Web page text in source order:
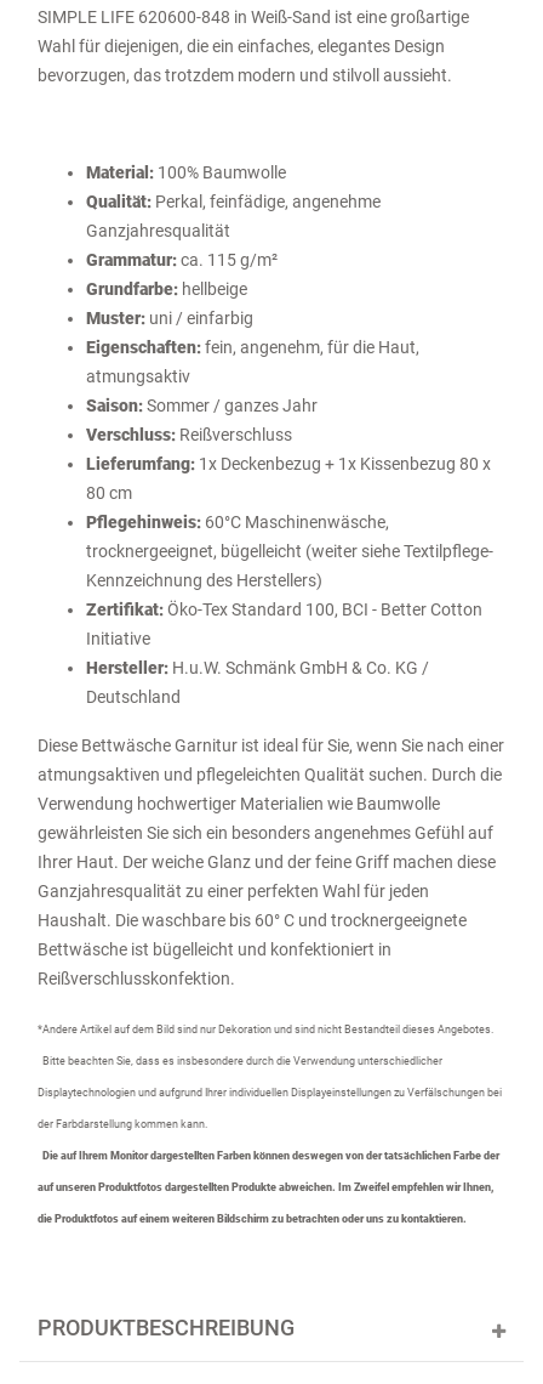
SIMPLE LIFE 620600-848 in Weiß-Sand ist eine großartige
Wahl für diejenigen, die ein einfaches, elegantes Design
bevorzugen, das trotzdem modern und stilvoll aussieht.
Material: 100% Baumwolle
Qualität: Perkal, feinfädige, angenehme
Ganzjahresqualität
Grammatur:ca. 115 g/m²
Grundfarbe: hellbeige
Muster: uni / einfarbig
Eigenschaften:fein, angenehm, für die Haut,
atmungsaktiv
Saison:Sommer / ganzes Jahr
Verschluss: Reißverschluss
Lieferumfang: 1x Deckenbezug + 1x Kissenbezug 80 x
80 cm
Pflegehinweis: 60°C Maschinenwäsche,
trocknergeeignet, bügelleicht (weiter siehe Textilpflege-
Kennzeichnung des Herstellers)
Zertifikat:Öko-Tex Standard 100, BCI - Better Cotton
Initiative
Hersteller: H.u.W. Schmänk GmbH & Co. KG /
Deutschland
Diese Bettwäsche Garnitur ist ideal für Sie, wenn Sie nach einer
atmungsaktiven und pflegeleichten Qualität suchen. Durch die
Verwendung hochwertiger Materialien wie Baumwolle
gewährleisten Sie sich ein besonders angenehmes Gefühl auf
Ihrer Haut. Der weiche Glanz und der feine Griff machen diese
Ganzjahresqualität zu einer perfekten Wahl für jeden
Haushalt. Die waschbare bis 60° C und trocknergeeignete
Bettwäsche ist bügelleicht und konfektioniert in
Reißverschlusskonfektion.
*Andere Artikel auf dem Bild sind nur Dekoration und sind nicht Bestandteil dieses Angebotes.
Bitte beachten Sie, dass es insbesondere durch die Verwendung unterschiedlicher
Displaytechnologien und aufgrund Ihrer individuellen Displayeinstellungen zu Verfälschungen bei
der Farbdarstellung kommen kann.
Die auf Ihrem Monitor dargestellten Farben können deswegen von der tatsächlichen Farbe der
auf unseren Produktfotos dargestellten Produkte abweichen. Im Zweifel empfehlen wir Ihnen,
die Produktfotos auf einem weiteren Bildschirm zu betrachten oder uns zu kontaktieren.
PRODUKTBESCHREIBUNG